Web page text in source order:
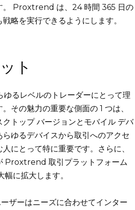
。 Proxtrend は、24 時間 365 日の
略を実行できるようにします。
ト
るレベルのトレーダーにとって理
その魅力の重要な側面の 1 つは、
トップ バージョンとモバイル デバ
ゆるデバイスから取引へのアクセ
にとって特に重要です。さらに、
Proxtrend 取引プラットフォーム
に拡大します。
ザーはニーズに合わせてインター